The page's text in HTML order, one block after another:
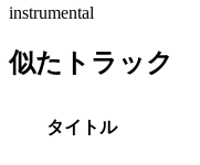
instrumental
似たトラック
タイトル